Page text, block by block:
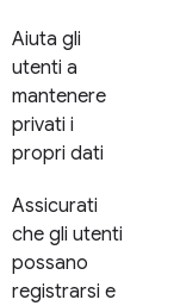
Aiuta gli
utenti a
mantenere
privati i
propri dati
Assicurati
che gli utenti
possano
registrarsi e